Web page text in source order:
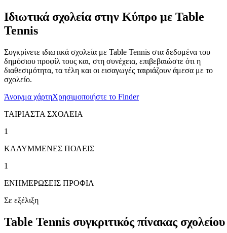
Ιδιωτικά σχολεία στην Κύπρο με Table
Tennis
Συγκρίνετε ιδιωτικά σχολεία με Table Tennis στα δεδομένα του
δημόσιου προφίλ τους και, στη συνέχεια, επιβεβαιώστε ότι η
διαθεσιμότητα, τα τέλη και οι εισαγωγές ταιριάζουν άμεσα με το
σχολείο.
Άνοιγμα χάρτηΧρησιμοποιήστε το Finder
ΤΑΙΡΙΑΣΤΑ ΣΧΟΛΕΙΑ
1
ΚΑΛΥΜΜΕΝΕΣ ΠΟΛΕΙΣ
1
ΕΝΗΜΕΡΩΣΕΙΣ ΠΡΟΦΙΛ
Σε εξέλιξη
Table Tennis συγκριτικός πίνακας σχολείου